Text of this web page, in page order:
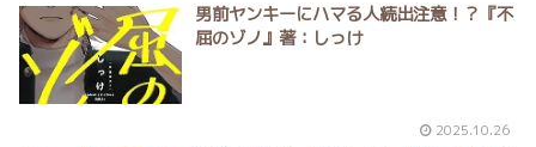
男前ヤンキーにハマる人続出注意！？『不
屈のゾノ』著：しっけ
2025.10.26